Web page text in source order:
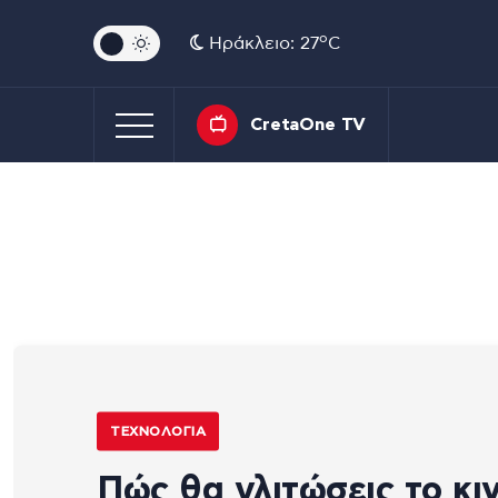
Ηράκλειο: 27oC
CretaOne TV
ΤΕΧΝΟΛΟΓΊΑ
Πώς θα γλιτώσεις το